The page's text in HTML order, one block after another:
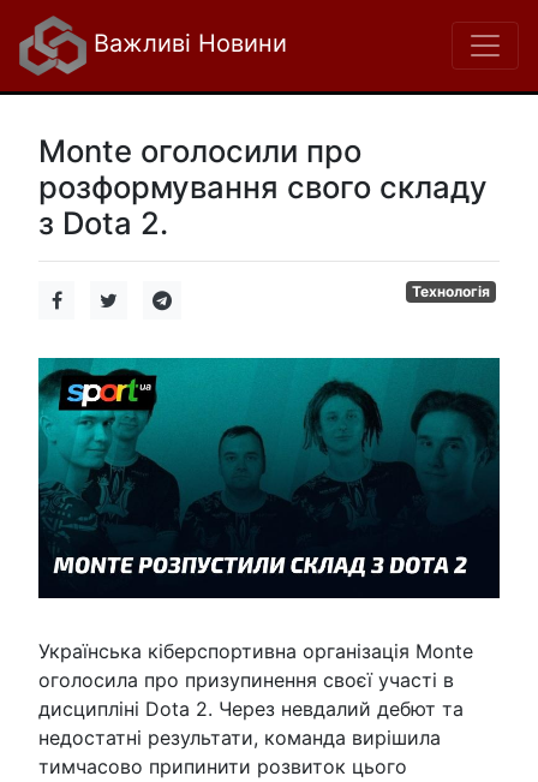
Важливі Новини
Monte оголосили про
розформування свого складу
з Dota 2.
Технологія
Українська кіберспортивна організація Monte
оголосила про призупинення своєї участі в
дисципліні Dota 2. Через невдалий дебют та
недостатні результати, команда вирішила
тимчасово припинити розвиток цього